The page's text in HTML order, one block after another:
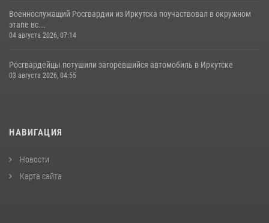
Военнослужащий Росгвардии из Иркутска поучаствовал в окружном
этапе вс...
04 августа 2026, 07:14
Росгвардейцы потушили загоревшийся автомобиль в Иркутске
03 августа 2026, 04:55
НАВИГАЦИЯ
Новости
Карта сайта